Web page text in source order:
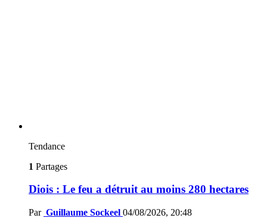
Tendance
1 Partages
Diois : Le feu a détruit au moins 280 hectares
Par Guillaume Sockeel 04/08/2026, 20:48